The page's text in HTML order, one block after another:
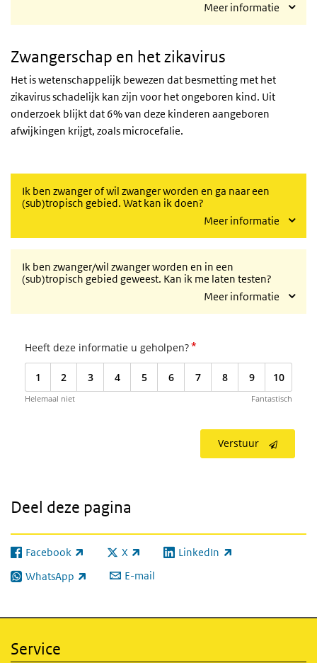
Meer informatie
Zwangerschap en het zikavirus
Het is wetenschappelijk bewezen dat besmetting met het
zikavirus schadelijk kan zijn voor het ongeboren kind. Uit
onderzoek blijkt dat 6% van deze kinderen aangeboren
afwijkingen krijgt, zoals microcefalie.
Ik ben zwanger of wil zwanger worden en ga naar een
(sub)tropisch gebied. Wat kan ik doen?
Meer informatie
Ik ben zwanger/wil zwanger worden en in een
(sub)tropisch gebied geweest. Kan ik me laten testen?
Meer informatie
Heeft deze informatie u geholpen?*
1 2 3 4 5 6 7 8 9 10
Helemaal niet Fantastisch
Verstuur
Deel deze pagina
Facebook
(externe link) X
(externe link) LinkedIn
(externe link)
WhatsApp
(externe link) E-mail
Service